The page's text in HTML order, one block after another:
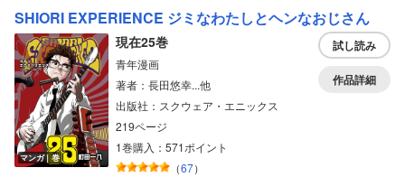
SHIORI EXPERIENCE ジミなわたしとヘンなおじさん
マンガ｜巻
現在25巻
青年漫画
著者：長田悠幸...他
出版社：スクウェア・エニックス
219ページ
1巻購入：571ポイント
（67）
試し読み
作品詳細